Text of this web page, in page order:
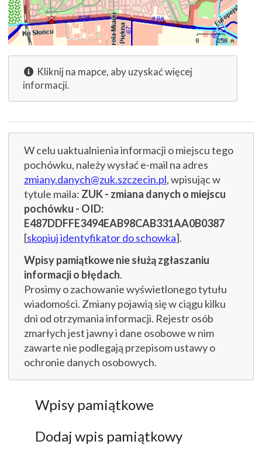
Kliknij na mapce, aby uzyskać więcej
informacji.
W celu uaktualnienia informacji o miejscu tego
pochówku, należy wysłać e-mail na adres
zmiany.danych@zuk.szczecin.pl, wpisując w
tytule maila: ZUK - zmiana danych o miejscu
pochówku - OID:
E487DDFFE3494EAB98CAB331AA0B0387
[skopiuj identyfikator do schowka].
Wpisy pamiątkowe nie służą zgłaszaniu
informacji o błędach.
Prosimy o zachowanie wyświetlonego tytułu
wiadomości. Zmiany pojawią się w ciągu kilku
dni od otrzymania informacji. Rejestr osób
zmarłych jest jawny i dane osobowe w nim
zawarte nie podlegają przepisom ustawy o
ochronie danych osobowych.
Wpisy pamiątkowe
Dodaj wpis pamiątkowy